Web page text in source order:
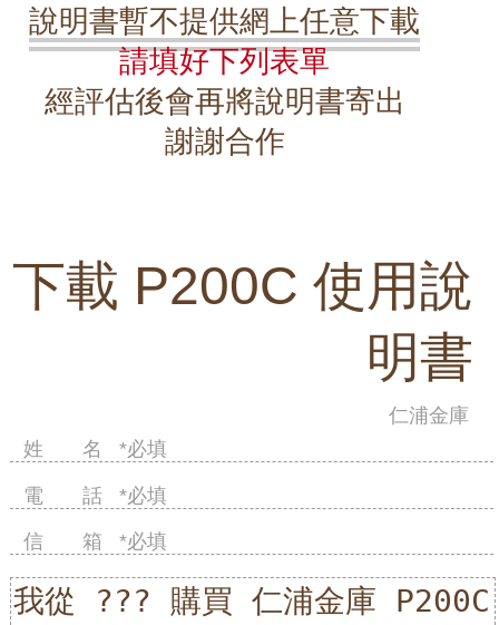
說明書暫不提供網上任意下載
請填好下列表單
經評估後會再將說明書寄出
謝謝合作
下載 P200C 使用說
明書
仁浦金庫